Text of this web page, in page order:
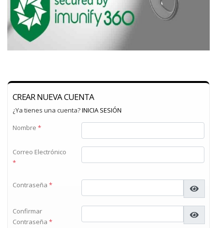
CREAR NUEVA CUENTA
¿Ya tienes una cuenta?INICIA SESIÓN
Nombre *
Correo Electrónico
*
Contraseña *
Confirmar
Contraseña *